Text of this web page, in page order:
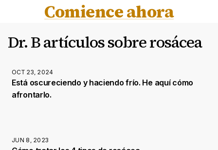
Comience ahora
Dr. B artículos sobre rosácea
OCT 23, 2024
Está oscureciendo y haciendo frío. He aquí cómo
afrontarlo.
JUN 8, 2023